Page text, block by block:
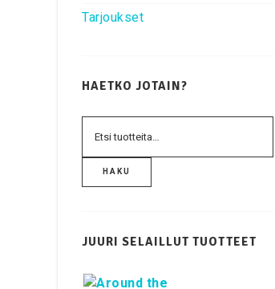
Tarjoukset
HAETKO JOTAIN?
HAKU
JUURI SELAILLUT TUOTTEET